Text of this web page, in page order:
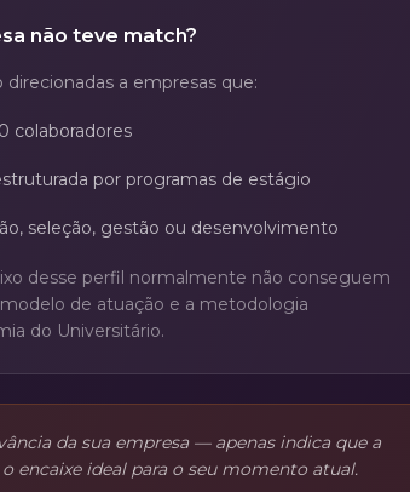
não teve match?
direcionadas a empresas que:
colaboradores
por programas de estágio
seleção, gestão ou desenvolvimento
desse perfil normalmente não conseguem
de atuação e a metodologia
do Universitário.
da sua empresa — apenas indica que a
encaixe ideal para o seu momento atual.